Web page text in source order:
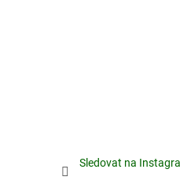
Sledovat na